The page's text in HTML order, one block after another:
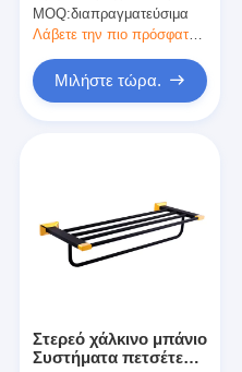
Επικοινωνήστε μαζί μας
Ειδήσεις
Mortise κλειδαριά πορτών
Κλειδωτήρας πόρτας από
Έξυπνη κλειδαριά πορτών
Κρατήρας του
μπάνιου
MOQ:διαπραγματεύσιμα
Λάβετε την πιο πρόσφατη τιμή
Μιλήστε τώρα.
Στερεό χάλκινο μπάνιο
Συστήματα πετσέτες